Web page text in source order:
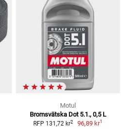
Motul
Bromsvätska Dot 5.1., 0,5 L
RFP 131,72 kr2 96,89 kr1